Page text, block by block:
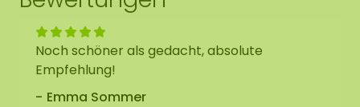
Noch schöner als gedacht, absolute
Empfehlung!
Emma Sommer